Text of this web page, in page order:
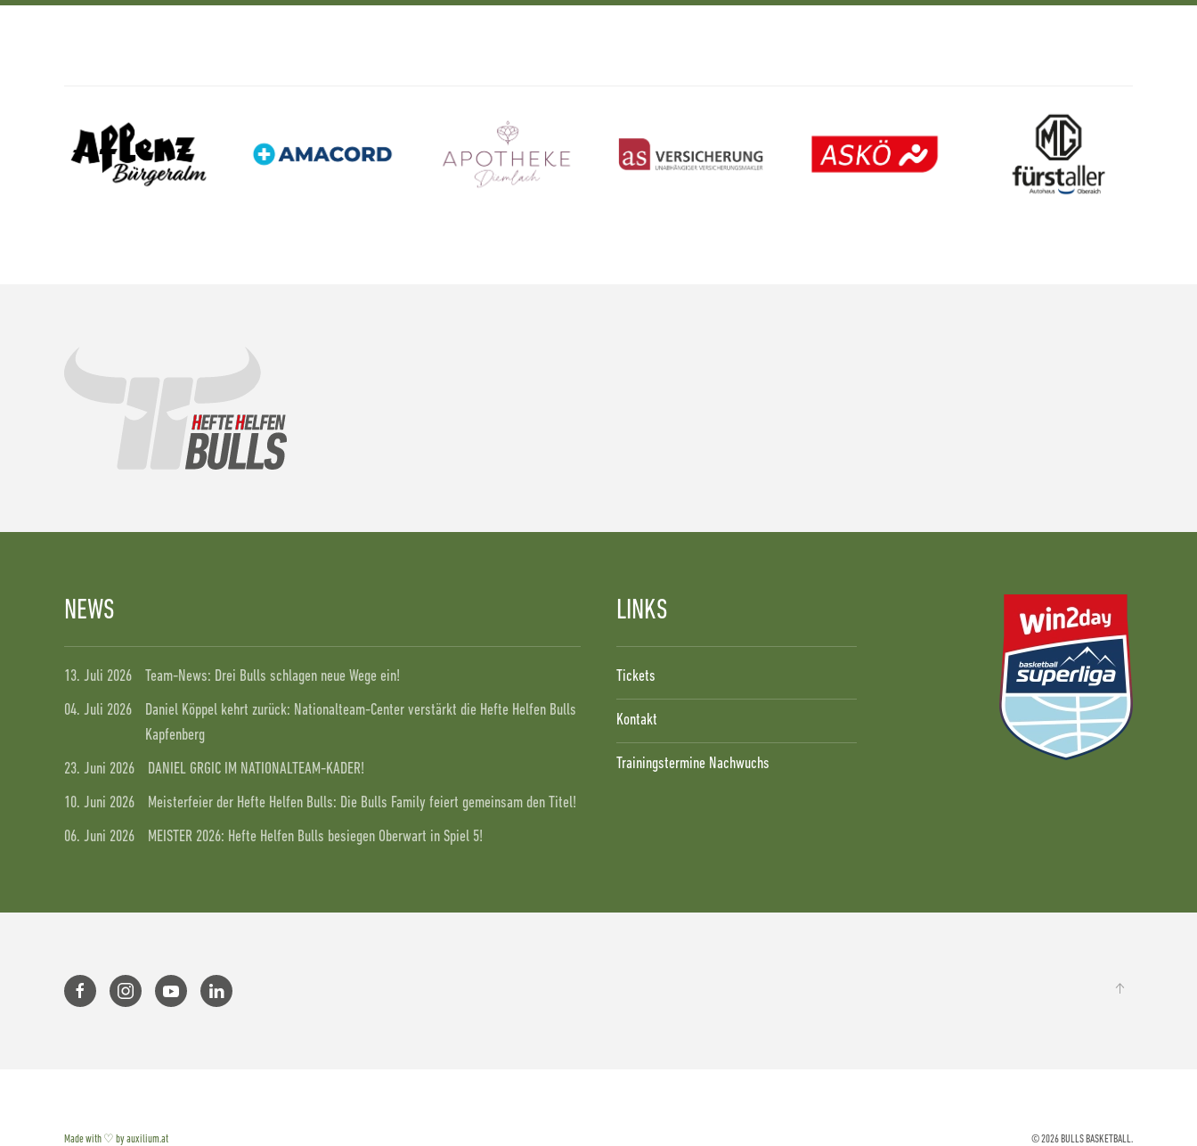
NEWS
13. Juli 2026
Team-News: Drei Bulls schlagen neue Wege ein!
04. Juli 2026
Daniel Köppel kehrt zurück: Nationalteam-Center verstärkt die Hefte Helfen Bulls
Kapfenberg
23. Juni 2026
DANIEL GRGIC IM NATIONALTEAM-KADER!
10. Juni 2026
Meisterfeier der Hefte Helfen Bulls: Die Bulls Family feiert gemeinsam den Titel!
06. Juni 2026
MEISTER 2026: Hefte Helfen Bulls besiegen Oberwart in Spiel 5!
LINKS
Tickets
Kontakt
Trainingstermine Nachwuchs
Made with ♡ by auxilium.at ©2026 BULLS BASKETBALL.